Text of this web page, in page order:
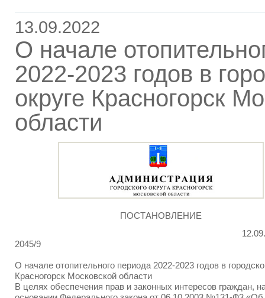
13.09.2022
О начале
2022-2023 годов в
округе Красногорск
области
ПОСТАНОВЛЕНИЕ
2045/9
О начале отопительного периода 2022-2023 годов в
Красногорск Московской области
В целях обеспечения прав и законных интересов граждан,